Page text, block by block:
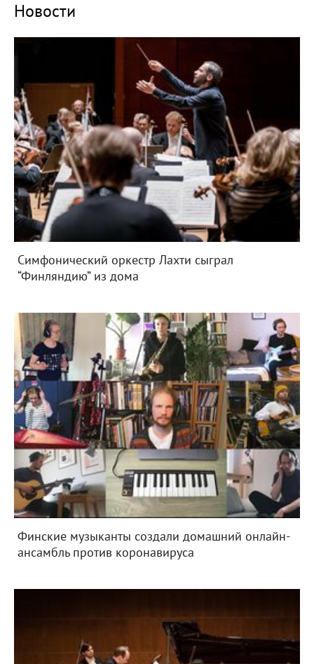
Новости
Симфонический оркестр Лахти сыграл
“Финляндию” из дома
Финские музыканты создали домашний онлайн-
ансамбль против коронавируса